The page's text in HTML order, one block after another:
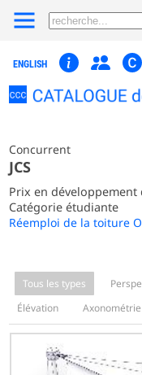
ENGLISH
Concurrent
JCS
Prix en
Catégorie étudiante
Réemploi de la toiture
Tous les types
Élévation
Axonométrie